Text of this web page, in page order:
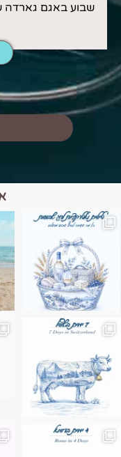
שבוע באגם גארדה
הם הגבול 💙🩵
בחבל אלזס צרפת
בחופשה שבו הכל נהיה
Instagram post